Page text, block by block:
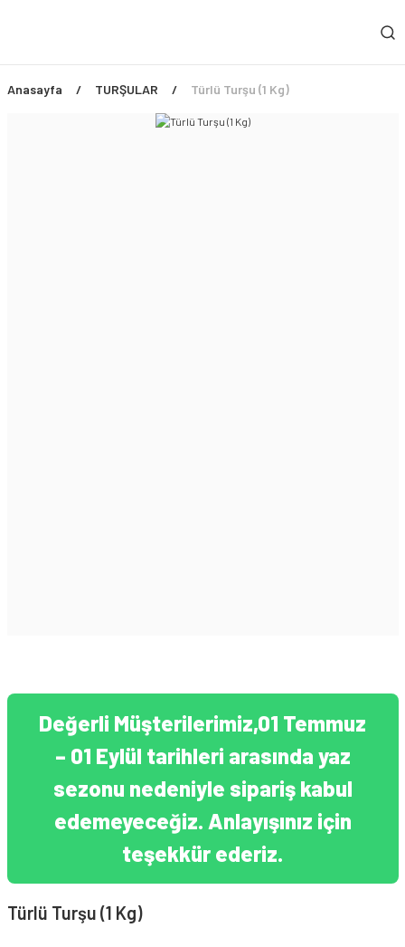
Anasayfa TURŞULAR Türlü Turşu (1 Kg)
Değerli Müşterilerimiz,01 Temmuz
– 01 Eylül tarihleri arasında yaz
sezonu nedeniyle sipariş kabul
edemeyeceğiz. Anlayışınız için
teşekkür ederiz.
Türlü Turşu (1 Kg)